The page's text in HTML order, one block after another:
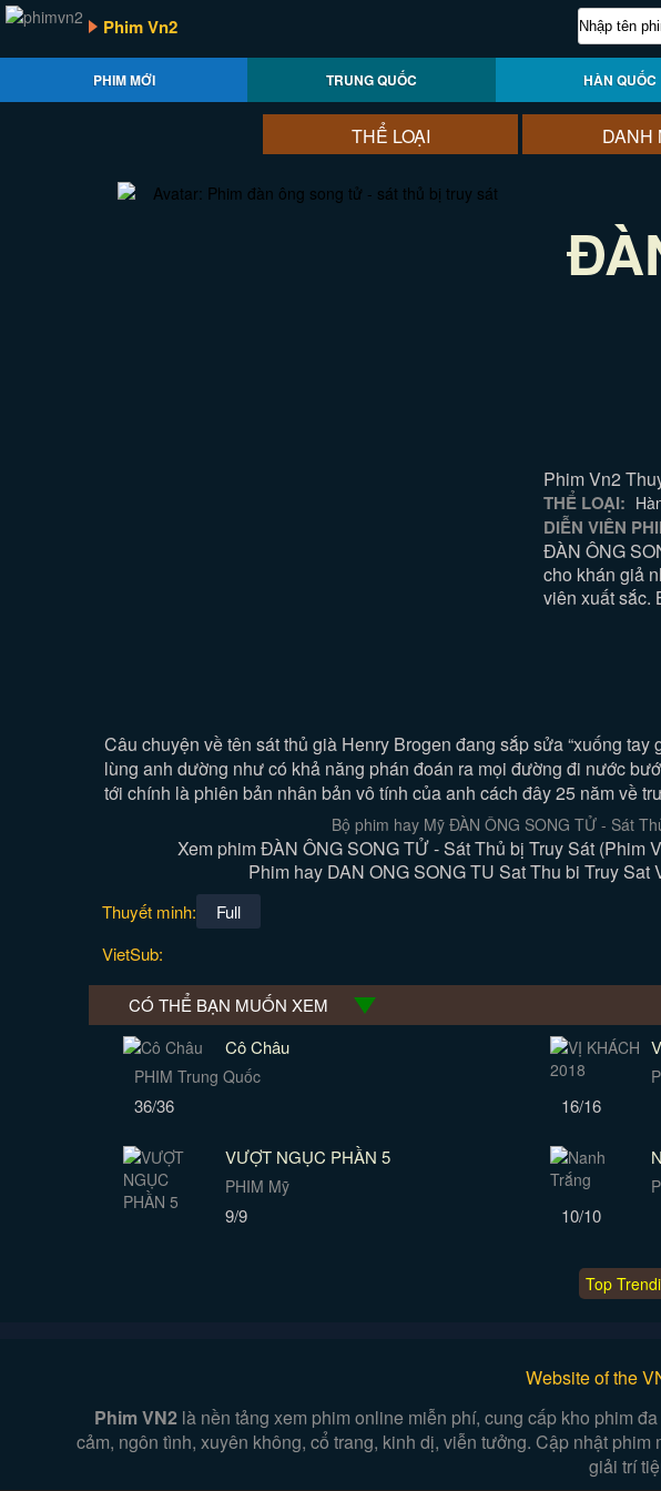
Phim Vn2
PHIM MỚI TRUNG QUỐC HÀN QUỐC
THỂ LOẠI DANH
Phim Vn2
THỂ LOẠI:
DIỄN VIÊN
ĐÀN ÔNG
cho khán giả
viên xuất sắc.
Câu chuyện về tên sát thủ già Henry Brogen đang sắp sửa “xuống
lùng anh dường như có khả năng phán đoán ra mọi đường đi nước
tới chính là phiên bản nhân bản vô tính của anh cách đây 25 năm về
Bộ phim hay Mỹ ĐÀN ÔNG SONG TỬ - Sát
Xem phim ĐÀN ÔNG SONG TỬ - Sát Thủ bị Truy Sát (Phim
Phim hay DAN ONG SONG TU Sat Thu bi Truy
Thuyết minh:
Full
VietSub:
CÓ THỂ BẠN MUỐN XEM
Cô Châu
PHIM Trung Quốc
36/36 16/16
VƯỢT NGỤC PHẦN 5
PHIM Mỹ
9/9 10/10
Top
Website of the
Phim VN2 là nền tảng xem phim online miễn phí, cung cấp kho phim
cảm, ngôn tình, xuyên không, cổ trang, kinh dị, viễn tưởng. Cập nhật
giải trí